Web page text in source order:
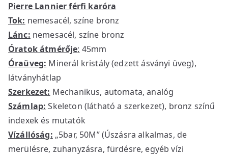
Pierre Lannier férfi karóra
Tok: nemesacél, színe bronz
Lánc: nemesacél, színe bronz
Óratok átmérője: 45mm
Óraüveg: Minerál kristály (edzett ásványi üveg),
látványhátlap
Szerkezet: Mechanikus, automata, analóg
Számlap: Skeleton (látható a szerkezet), bronz színű
indexek és mutatók
Vízállóság: „5bar, 50M” (Úszásra alkalmas, de
merülésre, zuhanyzásra, fürdésre, egyéb vízi